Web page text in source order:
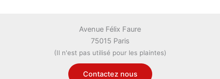
Avenue Félix Faure
75015 Paris
(Il n'est pas utilisé pour les plaintes)
Contactez nous